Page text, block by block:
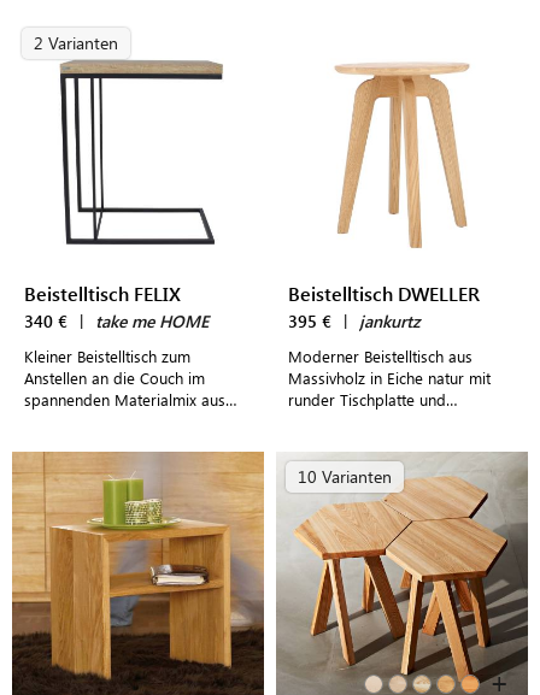
2 Varianten
Beistelltisch FELIX
340 € | take me HOME
Kleiner Beistelltisch zum
Anstellen an die Couch im
spannenden Materialmix aus
Beistelltisch DWELLER
395 € | jankurtz
Moderner Beistelltisch aus
Massivholz in Eiche natur mit
runder Tischplatte und
10 Varianten
+